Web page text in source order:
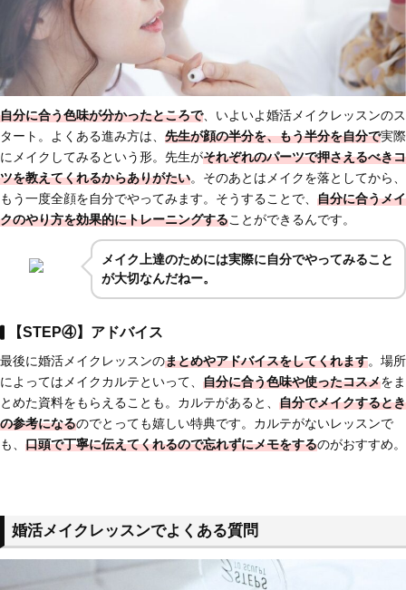
自分に合う色味が分かったところで、いよいよ婚活メイクレッスンのス
タート。よくある進み方は、 先生が顔の半分を、もう半分を自分で実際
にメイクしてみるという形。先生がそれぞれのパーツで押さえるべきコ
ツを教えてくれるからありがたい。そのあとはメイクを落としてから、
もう一度全顔を自分でやってみます。そうすることで、 自分に合うメイ
クのやり方を効果的にトレーニングすることができるんです。
メイク上達のためには実際に自分でやってみること
が大切なんだねー。
【STEP④】アドバイス
最後に婚活メイクレッスンのまとめやアドバイスをしてくれます。場所
によってはメイクカルテといって、 自分に合う色味や使ったコスメをま
とめた資料をもらえることも。カルテがあると、 自分でメイクするとき
の参考になるのでとっても嬉しい特典です。カルテがないレッスンで
も、 口頭で丁寧に伝えてくれるので忘れずにメモをするのがおすすめ。
婚活メイクレッスンでよくある質問